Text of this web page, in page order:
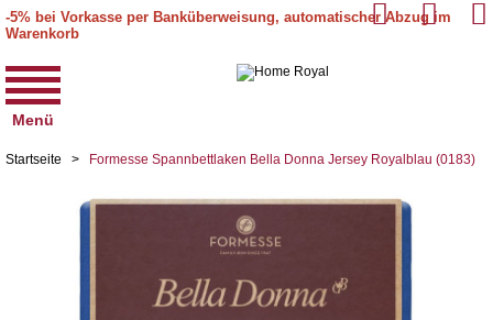
-5% bei Vorkasse per Banküberweisung, automatischer Abzug im
Warenkorb
Menü
Startseite > Formesse Spannbettlaken Bella Donna Jersey Royalblau (0183)